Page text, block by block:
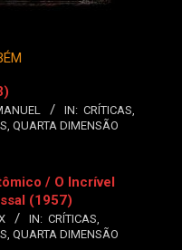
IN: CRÍTICAS,
, QUARTA DIMENSÃO
/ O Incrível
(1957)
IN: CRÍTICAS,
, QUARTA DIMENSÃO